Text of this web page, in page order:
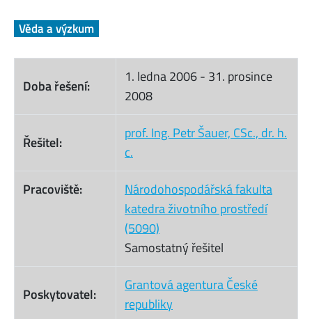
Věda a výzkum
Doba řešení:
1. ledna 2006- 31. prosince
2008
Řešitel:
prof. Ing. Petr Šauer, CSc., dr. h.
c.
Pracoviště:
Národohospodářská fakulta
katedra životního prostředí
(5090)
Samostatný řešitel
Poskytovatel:
Grantová agentura České
republiky